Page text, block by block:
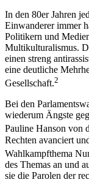
In den 80er Jahren
Einwanderer immer
Politikern und
Multikulturalismus.
einen streng
eine deutliche
Gesellschaft.2
Bei den
wiederum Ängste
Pauline Hanson von
Rechten avanciert
Wahlkampfthema
des Themas an und
sie die Parolen der